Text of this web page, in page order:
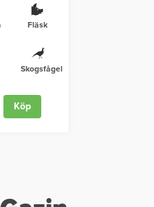
Fläsk
Skogsfågel
Köp